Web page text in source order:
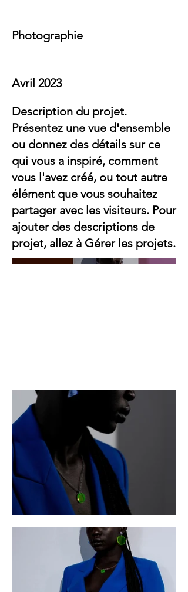
Photographie
Avril 2023
Description du projet.
Présentez une vue d'ensemble
ou donnez des détails sur ce
qui vous a inspiré, comment
vous l'avez créé, ou tout autre
élément que vous souhaitez
partager avec les visiteurs. Pour
ajouter des descriptions de
projet, allez à Gérer les projets.